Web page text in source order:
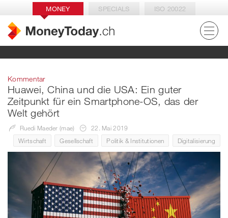
MONEY SPECIALS ISO 20022
Kommentar
Huawei, China und die USA: Ein guter
Zeitpunkt für ein Smartphone-OS, das der
Welt gehört
Ruedi Maeder (mae)
22. Mai 2019
Wirtschaft
Gesellschaft Politik & Institutionen Digitalisierung